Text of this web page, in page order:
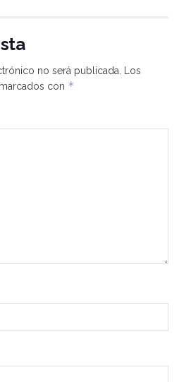
no será publicada. Los
con *